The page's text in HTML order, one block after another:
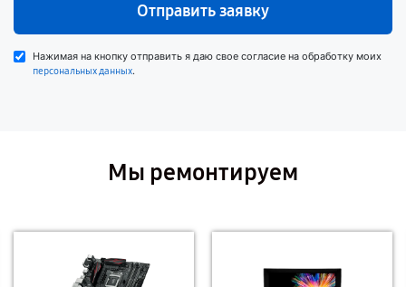
Отправить заявку
Нажимая на кнопку отправить я даю свое согласие на обработку моих
персональных данных.
Мы ремонтируем